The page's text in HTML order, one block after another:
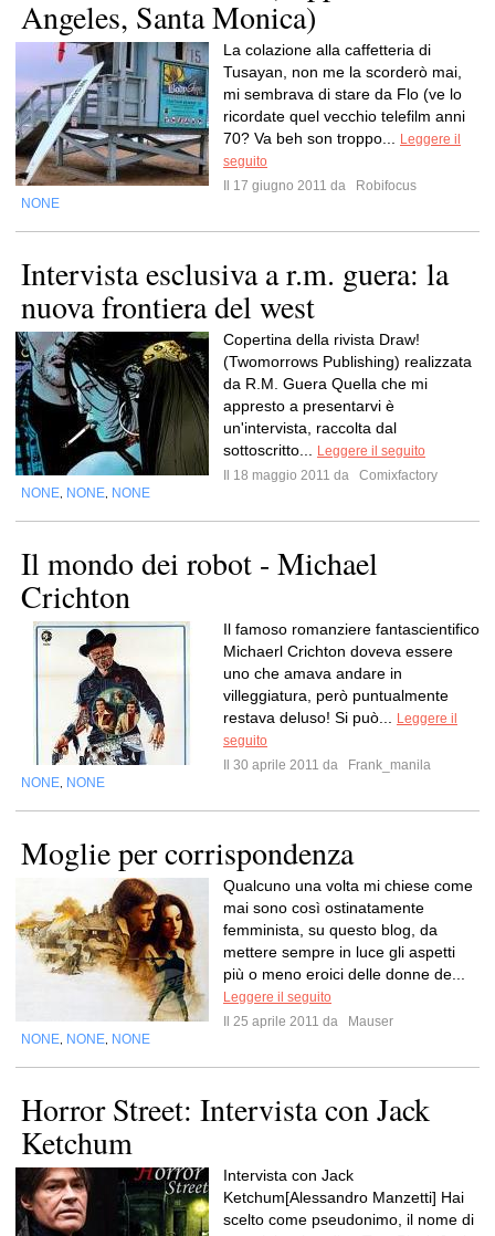
Angeles, Santa Monica)
La colazione alla caffetteria di
Tusayan, non me la scorderò mai,
mi sembrava di stare da Flo (ve lo
ricordate quel vecchio telefilm anni
70? Va beh son troppo...
Leggere il
seguito
Il 17 giugno 2011 da
Robifocus
NONE
Intervista esclusiva a r.m. guera: la
nuova frontiera del west
Copertina della rivista Draw!
(Twomorrows Publishing) realizzata
da R.M. Guera Quella che mi
appresto a presentarvi è
un'intervista, raccolta dal
sottoscritto...
Leggere il seguito
Il 18 maggio 2011 da
Comixfactory
NONE NONE NONE
Il mondo dei robot - Michael
Crichton
Il famoso romanziere fantascientifico
Michaerl Crichton doveva essere
uno che amava andare in
villeggiatura, però puntualmente
restava deluso! Si può...
Leggere il
seguito
Il 30 aprile 2011 da
Frank_manila
NONE NONE
Moglie per corrispondenza
Qualcuno una volta mi chiese come
mai sono così ostinatamente
femminista, su questo blog, da
mettere sempre in luce gli aspetti
più o meno eroici delle donne de...
Leggere il seguito
Il 25 aprile 2011 da
Mauser
NONE NONE NONE
Horror Street: Intervista con Jack
Ketchum
Intervista con Jack
Ketchum[Alessandro Manzetti] Hai
scelto come pseudonimo, il nome di